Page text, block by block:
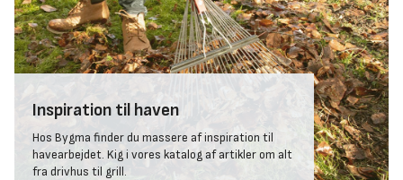
Inspiration til haven
Hos Bygma finder du massere af inspiration til
havearbejdet. Kig i vores katalog af artikler om alt
fra drivhus til grill.